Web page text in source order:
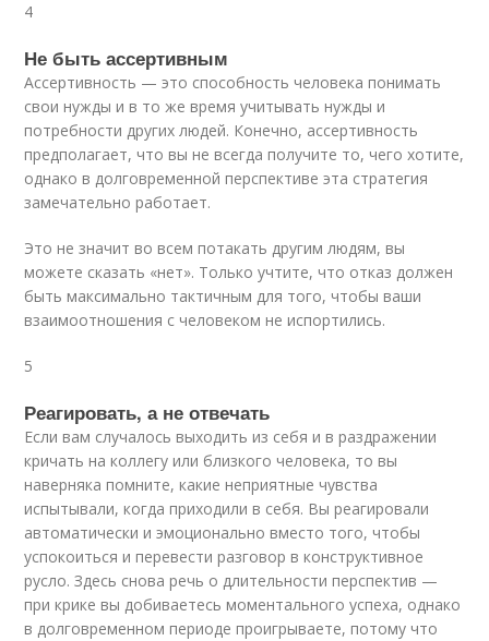
4
Не быть ассертивным
Ассертивность — это способность человека понимать
свои нужды и в то же время учитывать нужды и
потребности других людей. Конечно, ассертивность
предполагает, что вы не всегда получите то, чего хотите,
однако в долговременной перспективе эта стратегия
замечательно работает.
Это не значит во всем потакать другим людям, вы
можете сказать «нет». Только учтите, что отказ должен
быть максимально тактичным для того, чтобы ваши
взаимоотношения с человеком не испортились.
5
Реагировать, а не отвечать
Если вам случалось выходить из себя и в раздражении
кричать на коллегу или близкого человека, то вы
наверняка помните, какие неприятные чувства
испытывали, когда приходили в себя. Вы реагировали
автоматически и эмоционально вместо того, чтобы
успокоиться и перевести разговор в конструктивное
русло. Здесь снова речь о длительности перспектив —
при крике вы добиваетесь моментального успеха, однако
в долговременном периоде проигрываете, потому что